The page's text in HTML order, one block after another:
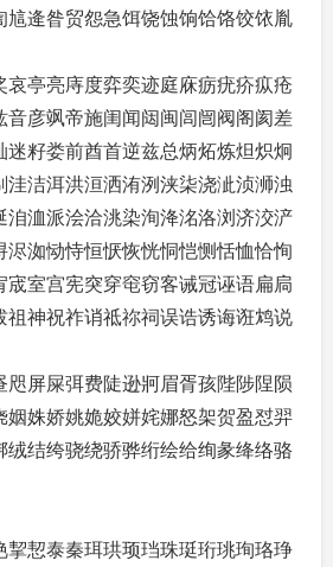
訄逄昝贸怨急饵饶蚀饷饸饹饺饻胤
哀亭亮庤度弈奕迹庭庥疬疣疥疭疮
音彦飒帝施闺闻闼闽闾闿阀阁阂差
迷籽娄前酋首逆兹总炳炻炼炟炽炯
洼洁洱洪洹洒洧洌浃柒浇泚浈浉浊
洎洫派浍洽洮染洵洚洺洛浏济洨浐
浕洳恸恃恒恹恢恍恫恺恻恬恤恰恂
宬室宫宪突穿窀窃客诫冠诬语扁扃
祖神祝祚诮祗祢祠误诰诱诲诳鸩说
咫屏屎弭费陡逊牁眉胥孩陛陟陧陨
姻姝娇姚姽姣姘姹娜怒架贺盈怼羿
绒结绔骁绕骄骅绗绘给绚彖绛络骆
挈恝泰秦珥珙顼珰珠珽珩珧珣珞琤